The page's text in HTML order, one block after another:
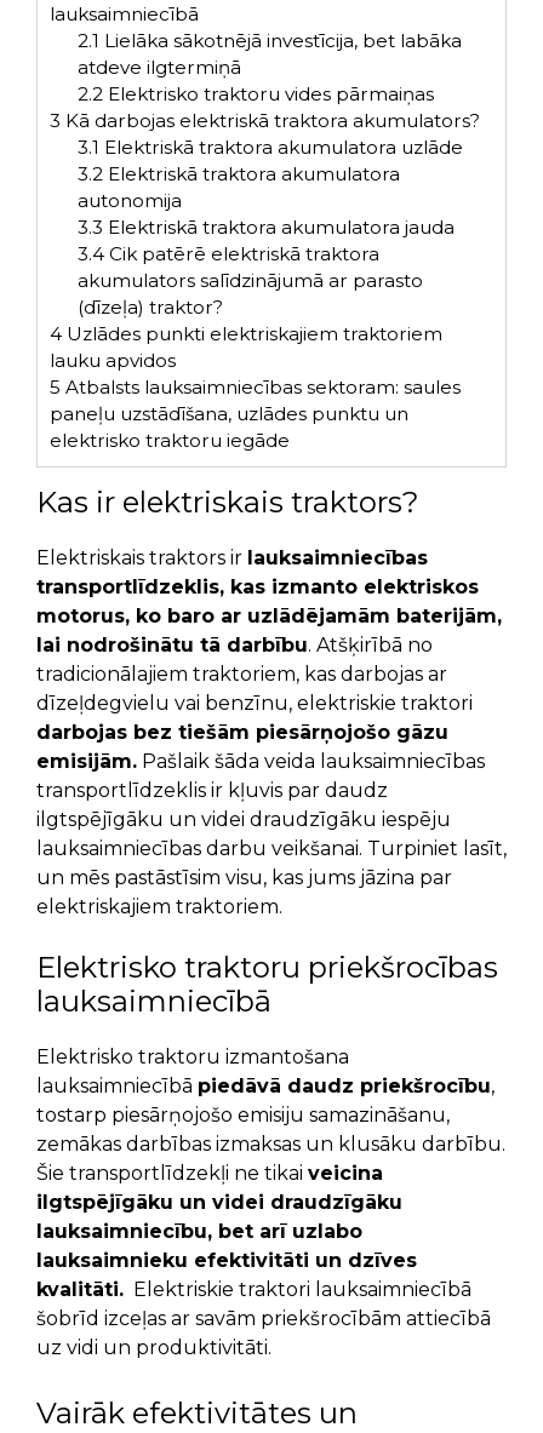
lauksaimniecībā
2.1 Lielāka sākotnējā investīcija, bet labāka
atdeve ilgtermiņā
2.2Elektrisko traktoru vides pārmaiņas
3 Kā darbojas elektriskā traktora akumulators?
3.1 Elektriskā traktora akumulatora uzlāde
3.2Elektriskā traktora akumulatora
autonomija
3.3 Elektriskā traktora akumulatora jauda
3.4Cik patērē elektriskā traktora
akumulators salīdzinājumā ar parasto
(dīzeļa) traktor?
4 Uzlādes punkti elektriskajiem traktoriem
lauku apvidos
5 Atbalsts lauksaimniecības sektoram: saules
paneļu uzstādīšana, uzlādes punktu un
elektrisko traktoru iegāde
Kas ir elektriskais traktors?
Elektriskais traktors ir lauksaimniecības
transportlīdzeklis, kas izmanto elektriskos
motorus, ko baro ar uzlādējamām baterijām,
lai nodrošinātu tā darbību. Atšķirībā no
tradicionālajiem traktoriem, kas darbojas ar
dīzeļdegvielu vai benzīnu, elektriskie traktori
darbojas bez tiešām piesārņojošo gāzu
emisijām. Pašlaik šāda veida lauksaimniecības
transportlīdzeklis ir kļuvis par daudz
ilgtspējīgāku un videi draudzīgāku iespēju
lauksaimniecības darbu veikšanai. Turpiniet lasīt,
un mēs pastāstīsim visu, kas jums jāzina par
elektriskajiem traktoriem.
Elektrisko traktoru priekšrocības
lauksaimniecībā
Elektrisko traktoru izmantošana
lauksaimniecībā piedāvā daudz priekšrocību,
tostarp piesārņojošo emisiju samazināšanu,
zemākas darbības izmaksas un klusāku darbību.
Šie transportlīdzekļi ne tikai veicina
ilgtspējīgāku un videi draudzīgāku
lauksaimniecību, bet arī uzlabo
lauksaimnieku efektivitāti un dzīves
kvalitāti. Elektriskie traktori lauksaimniecībā
šobrīd izceļas ar savām priekšrocībām attiecībā
uz vidi un produktivitāti.
Vairāk efektivitātes un